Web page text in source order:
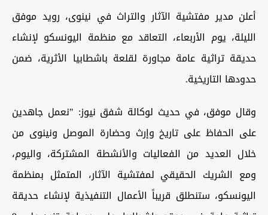
أعلن مدير مفتشية الآثار والتراث في نينوى، رويد موفق
الليلة، يوم الأربعاء، التعاقد مع منظمة اليونسكو لإنشاء
حديقة تراثية عامة مجاورة لقلعة باشطابيا الأثرية، ضمن
حدودها التاريخية.
وقال موفق، في حديث لوكالة شفق نيوز: "نعمل جاهدين
على الحفاظ على تاريخ وإرث وحضارة الموصل ونينوى من
خلال العديد من الفعاليات والأنشطة المشتركة، واليوم،
ومع الشريك الحقيقي لمفتشية الآثار، المتمثل بمنظمة
اليونسكو، ستنطلق قريباً الأعمال التنفيذية لإنشاء حديقة